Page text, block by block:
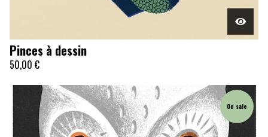
Pinces à dessin
50,00 €
On sale